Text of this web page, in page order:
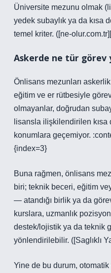
Üniversite mezunu olmak
yedek subaylık ya da kısa
temel kriter. ([ne-
Askerde ne tür görev
Önlisans mezunları
eğitim ve er rütbesiyle
olmayanlar, doğrudan
lisansla ilişkilendirilen kısa
konumlara geçemiyor.
{index=3}
Buna rağmen, önlisans
biri; teknik beceri, eğitim
— atandığı birlik ya da
kurslara, uzmanlık
destek/lojistik ya da teknik
yönlendirilebilir. ([Saglıklı
Yine de bu durum, otomatik